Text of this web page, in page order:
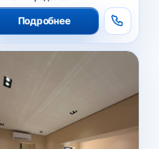
Подробнее